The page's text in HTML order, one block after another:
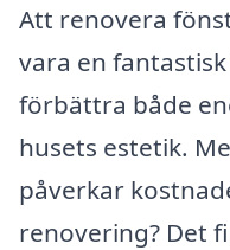
Att renovera
vara en
förbättra både
husets estetik.
påverkar
renovering? Det